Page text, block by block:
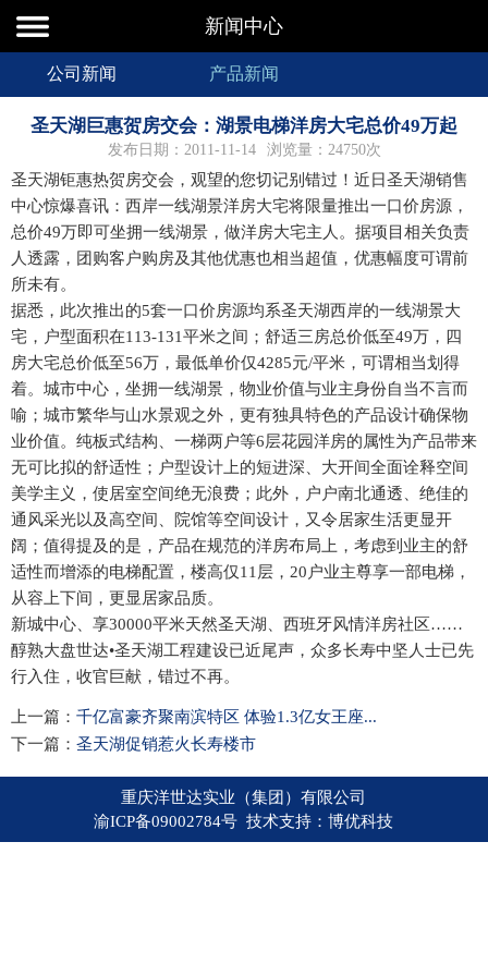
新闻中心
公司新闻 产品新闻
圣天湖巨惠贺房交会：湖景电梯洋房大宅总价49万起
发布日期：2011-11-14 浏览量：24750次
圣天湖钜惠热贺房交会，观望的您切记别错过！近日圣天湖销售
中心惊爆喜讯：西岸一线湖景洋房大宅将限量推出一口价房源，
总价49万即可坐拥一线湖景，做洋房大宅主人。据项目相关负责
人透露，团购客户购房及其他优惠也相当超值，优惠幅度可谓前
所未有。
据悉，此次推出的5套一口价房源均系圣天湖西岸的一线湖景大
宅，户型面积在113-131平米之间；舒适三房总价低至49万，四
房大宅总价低至56万，最低单价仅4285元/平米，可谓相当划得
着。城市中心，坐拥一线湖景，物业价值与业主身份自当不言而
喻；城市繁华与山水景观之外，更有独具特色的产品设计确保物
业价值。纯板式结构、一梯两户等6层花园洋房的属性为产品带来
无可比拟的舒适性；户型设计上的短进深、大开间全面诠释空间
美学主义，使居室空间绝无浪费；此外，户户南北通透、绝佳的
通风采光以及高空间、院馆等空间设计，又令居家生活更显开
阔；值得提及的是，产品在规范的洋房布局上，考虑到业主的舒
适性而增添的电梯配置，楼高仅11层，20户业主尊享一部电梯，
从容上下间，更显居家品质。
新城中心、享30000平米天然圣天湖、西班牙风情洋房社区……
醇熟大盘世达•圣天湖工程建设已近尾声，众多长寿中坚人士已先
行入住，收官巨献，错过不再。
上一篇： 千亿富豪齐聚南滨特区 体验1.3亿女王座...
下一篇： 圣天湖促销惹火长寿楼市
重庆洋世达实业（集团）有限公司
渝ICP备09002784号 技术支持：博优科技